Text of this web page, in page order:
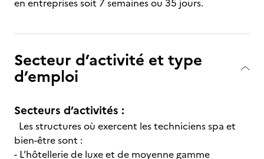
en entreprises soit 7 semaines ou 35 jours.
Secteur d’activité et type
d’emploi
Secteurs d’activités :
Les structures où exercent les techniciens spa et
bien-être sont :
- L’hôtellerie de luxe et de moyenne gamme